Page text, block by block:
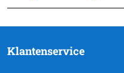
Klantenservice